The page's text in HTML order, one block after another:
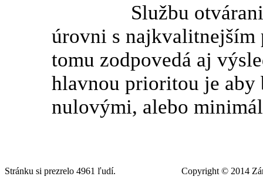
Službu otvárania
úrovni s najkvalitnejším
tomu zodpovedá aj
hlavnou prioritou je aby
nulovými, alebo
Stránku si prezrelo 4961 ľudí. Copyright © 2014